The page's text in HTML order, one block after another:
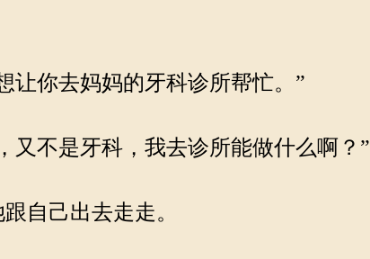
你去妈妈的牙科诊所帮忙。”
不是牙科，我去诊所能做什么啊？”
自己出去走走。